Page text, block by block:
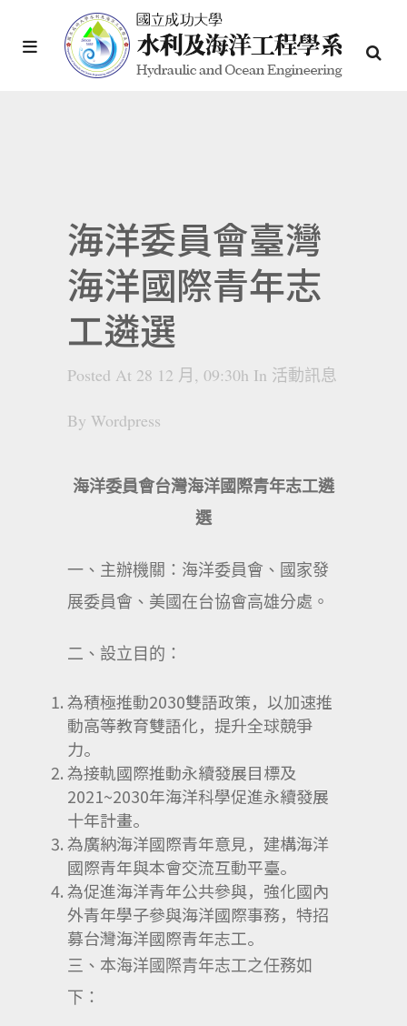
海洋委員會臺灣
海洋國際青年志
工遴選
Posted At 28 12 月, 09:30h In 活動訊息
By Wordpress
海洋委員會台灣海洋國際青年志工遴
選
一、主辦機關：海洋委員會、國家發
展委員會、美國在台協會高雄分處。
二、設立目的：
為積極推動2030雙語政策，以加速推
動高等教育雙語化，提升全球競爭
力。
為接軌國際推動永續發展目標及
2021~2030年海洋科學促進永續發展
十年計畫。
為廣納海洋國際青年意見，建構海洋
國際青年與本會交流互動平臺。
為促進海洋青年公共參與，強化國內
外青年學子參與海洋國際事務，特招
募台灣海洋國際青年志工。
三、本海洋國際青年志工之任務如
下：